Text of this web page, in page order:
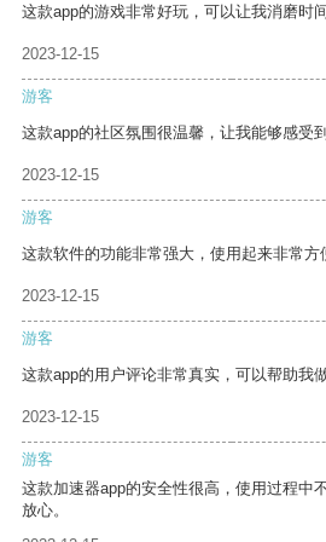
这款app的游戏非常好玩，可以让我消磨时间
2023-12-15
游客
这款app的社区氛围很温馨，让我能够感受
2023-12-15
游客
这款软件的功能非常强大，使用起来非常方
2023-12-15
游客
这款app的用户评论非常真实，可以帮助我
2023-12-15
游客
这款加速器app的安全性很高，使用过程中
放心。